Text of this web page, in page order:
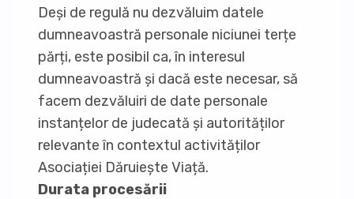
Deși de regulă nu dezvăluim datele
dumneavoastră personale niciunei terțe
părți, este posibil ca, în interesul
dumneavoastră și dacă este necesar, să
facem dezvăluiri de date personale
instanțelor de judecată și autorităților
relevante în contextul activităților
Asociației Dăruiește Viață.
Durata procesării